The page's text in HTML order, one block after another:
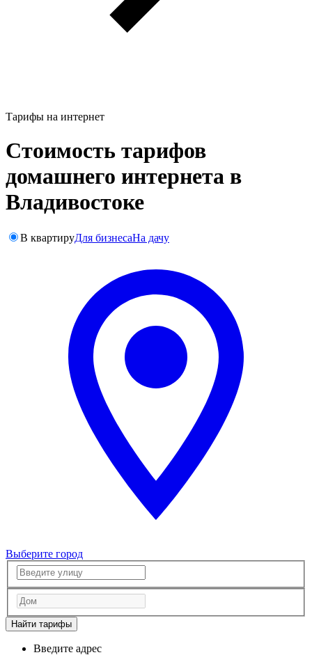
Тарифы на интернет
Стоимость тарифов
домашнего интернета в
Владивостоке
В квартируДля бизнесаНа дачу
Выберите город
Найти тарифы
Введите адрес